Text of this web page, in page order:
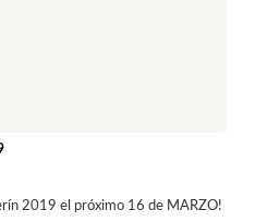
2019 el próximo 16 de MARZO!